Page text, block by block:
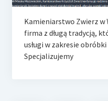
Kamieniarstwo Zwierz w
firma z długą tradycją,
usługi w zakresie
Specjalizujemy